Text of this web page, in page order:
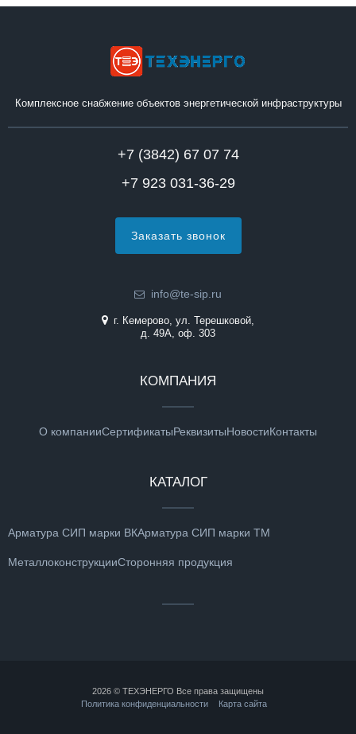
Комплексное снабжение объектов энергетической инфраструктуры
+7 (3842) 67 07 74
+7 923 031-36-29
Заказать звонок
info@te-sip.ru
г. Кемерово, ул. Терешковой,
д. 49А, оф. 303
КОМПАНИЯ
О компанииСертификатыРеквизитыНовостиКонтакты
КАТАЛОГ
Арматура СИП марки ВКАрматура СИП марки ТМ
МеталлоконструкцииСторонняя продукция
2026 © ТЕХЭНЕРГО Все права защищены
Политика конфиденциальности
Карта сайта